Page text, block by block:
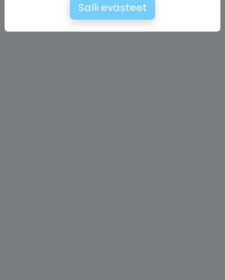
Salli evästeet